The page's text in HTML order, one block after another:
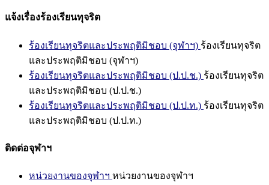
แจ้งเรื่องร้องเรียนทุจริต
ร้องเรียนทุจริตและประพฤติมิชอบ (จุฬาฯ) ร้องเรียนทุจริต
และประพฤติมิชอบ (จุฬาฯ)
ร้องเรียนทุจริตและประพฤติมิชอบ (ป.ป.ช.) ร้องเรียนทุจริต
และประพฤติมิชอบ (ป.ป.ช.)
ร้องเรียนทุจริตและประพฤติมิชอบ (ป.ป.ท.) ร้องเรียนทุจริต
และประพฤติมิชอบ (ป.ป.ท.)
ติดต่อจุฬาฯ
หน่วยงานของจุฬาฯ หน่วยงานของจุฬาฯ